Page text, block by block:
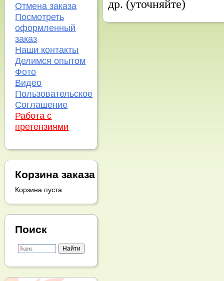
др. (уточняйте)
Отмена заказа
Посмотреть
оформленный
заказ
Наши контакты
Делимся опытом
Фото
Видео
Пользовательское
Соглашение
Работа с
претензиями
Корзина заказа
Корзина пуста
Поиск